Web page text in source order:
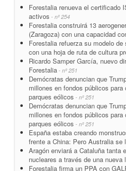
Forestalia renueva el certificado
activos - nº 254
Forestalia construirá 13
(Zaragoza) con una capacidad
Forestalia refuerza su modelo
con una hoja de ruta de cultura
Ricardo Samper García, nuevo
Forestalia - nº 251
Demócratas denuncian que
millones en fondos públicos
parques eólicos - nº 251
Demócratas denuncian que
millones en fondos públicos
parques eólicos - nº 251
España estaba creando
frente a China: Pero Australia se
Aragón enviará a Cataluña tanta
nucleares a través de una nueva
Forestalia firma un PPA con